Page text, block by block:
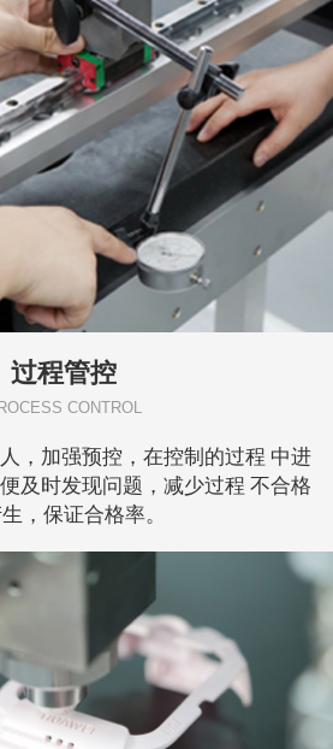
过程管控
CONTROL
，加强预控，在控制的过程 中进
及时发现问题，减少过程 不合格
，保证合格率。